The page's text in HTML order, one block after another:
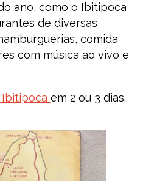
ano, como o Ibitipoca
de diversas
comida
com música ao vivo e
em 2 ou 3 dias.